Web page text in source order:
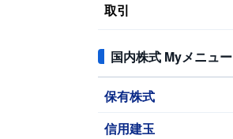
取引
国内株式 Myメニュー
保有株式
信用建玉